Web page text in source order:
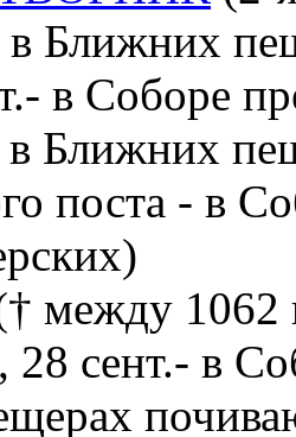
в Ближних
в Соборе
в Ближних
поста - в
между 1062
28 сент.- в